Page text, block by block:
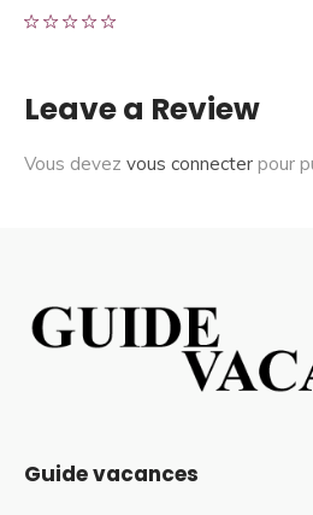
Leave a Review
Vous devez vous connecter pour
Guide vacances